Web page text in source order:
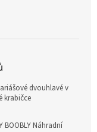
dvouhlavé v
krabičce
BOOBLY Náhradní